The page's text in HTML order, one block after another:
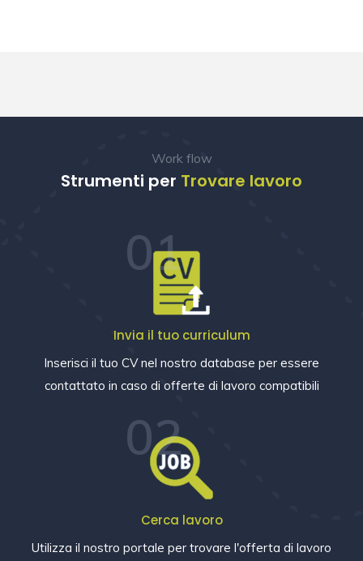
Work flow
Strumenti per Trovare lavoro
01
Invia il tuo curriculum
Inserisci il tuo CV nel nostro database per essere
contattato in caso di offerte di lavoro compatibili
02
Cerca lavoro
Utilizza il nostro portale per trovare l'offerta di lavoro